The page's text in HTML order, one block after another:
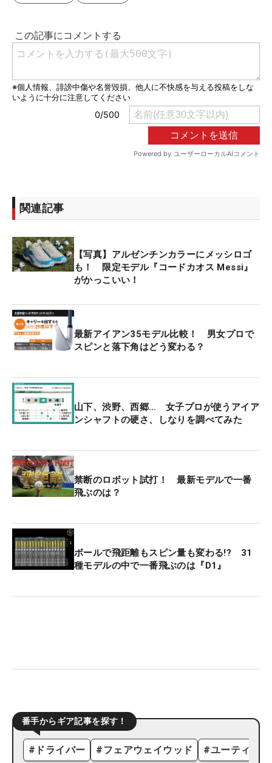
関連記事
【写真】アルゼンチンカラーにメッシロゴ
も！ 限定モデル『コードカオス Messi』
がかっこいい！
最新アイアン35モデル比較！ 男女プロで
スピンと落下角はどう変わる？
山下、渋野、西郷… 女子プロが使うアイア
ンシャフトの硬さ、しなりを調べてみた
禁断のロボット試打！ 最新モデルで一番
飛ぶのは？
ボールで飛距離もスピン量も変わる!? 31
種モデルの中で一番飛ぶのは『D1』
番手からギア記事を探す！
# ドライバー #フェアウェイウッド #ユーティリ